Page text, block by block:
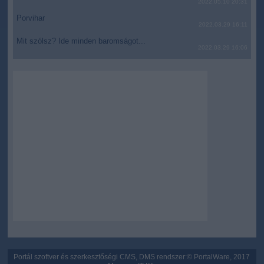
Porvihar
Mit szólsz? Ide minden baromságot...
Portál szoftver és szerkesztőségi CMS, DMS rendszer:© PortalWare, 2017